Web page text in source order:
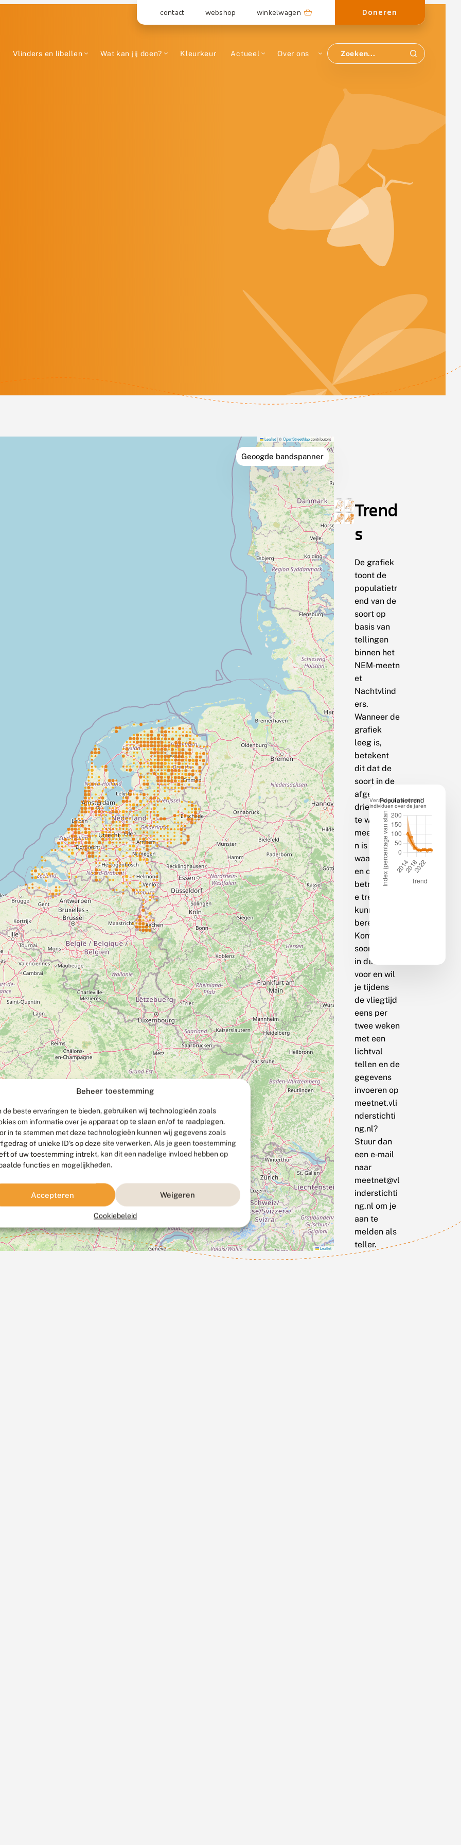
Beheer toestemming
de beste ervaringen te bieden, gebruiken wij technologieën zoals
om informatie over je apparaat op te slaan en/of te raadplegen.
in te stemmen met deze technologieën kunnen wij gegevens zoals
of unieke ID's op deze site verwerken. Als je geen toestemming
of uw toestemming intrekt, kan dit een nadelige invloed hebben op
functies en mogelijkheden.
Accepteren Weigeren
Cookiebeleid
contact webshop winkelwagen Doneren
Vlinders en libellen Wat kan jij doen? Kleurkeur Actueel Over ons
Geoogde bandspanner
Leaflet|©OpenStreetMapcontributors
Leaflet
Trend
s
De grafiek
toont de
populatietr
end van de
soort op
basis van
tellingen
binnen het
NEM‑meetn
et
Nachtvlind
ers.
Wanneer de
grafiek
leeg is,
betekent
dit dat de
soort in de
afgelopen
drie jaar op
te weinig
meetpunte
n is
waargenom
en om een
betrouwbar
e trend te
kunnen
berekenen.
Komt de
soort bij jou
in de buurt
voor en wil
je tijdens
de vliegtijd
eens per
twee weken
met een
lichtval
tellen en de
gegevens
invoeren op
meetnet.vli
nderstichti
ng.nl?
Stuur dan
een e‑mail
naar
meetnet@vl
inderstichti
ng.nl om je
aan te
melden als
teller.
Populatietrend
Verandering in aantal
individuen over de jaren